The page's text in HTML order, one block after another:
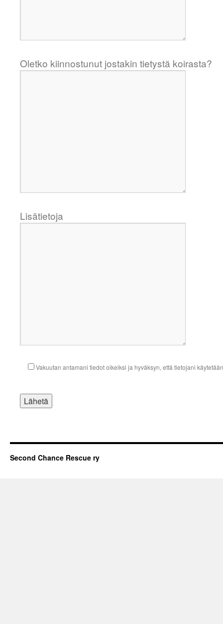
Oletko kiinnostunut jostakin tietystä koirasta?
Lisätietoja
Vakuutan antamani tiedot oikeiksi ja hyväksyn, että tietojani
Second Chance Rescue ry